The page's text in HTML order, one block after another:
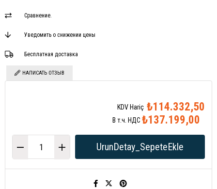
Сравнение.
Уведомить о снижении цены
Бесплатная доставка
НАПИСАТЬ ОТЗЫВ
₺114.332,50
В т.ч. НДС ₺137.199,00